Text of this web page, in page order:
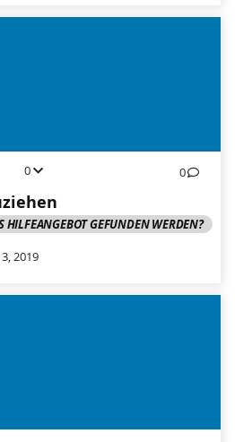
0 0
HILFEANGEBOT GEFUNDEN WERDEN?
2019